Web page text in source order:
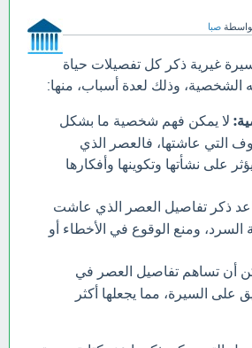
صبا
غيرية ذكر كل تفصيلات حياة
وذلك لعدة أسباب، منها:
لا يمكن فهم شخصية ما بشكل
التي عاشتها، فالعصر الذي
على نشأتها وتكوينها وأفكارها
ذكر تفاصيل العصر الذي عاشت
ومنع الوقوع في الأخطاء أو
أن تساهم تفاصيل العصر في
على السيرة، مما يجعلها أكثر